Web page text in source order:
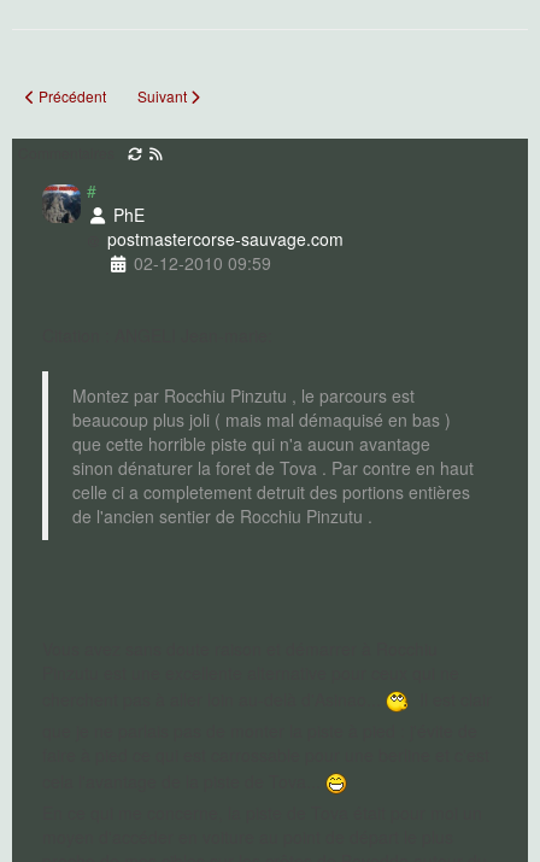
Article précédent : Punta di u Furnellu par les aiguilles
Précédent Article suivant : Castellu et Castellucciu d'Urnucciu
Suivant
#
PhE
postmastercorse-sauvage.com
02-12-2010 09:59
Montez par Rocchiu Pinzutu , le parcours est
beaucoup plus joli ( mais mal démaquisé en bas )
que cette horrible piste qui n'a aucun avantage
sinon dénaturer la foret de Tova . Par contre en haut
celle ci a completement detruit des portions entières
de l'ancien sentier de Rocchiu Pinzutu .